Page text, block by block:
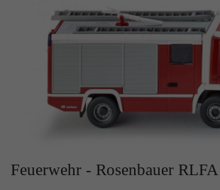
Feuerwehr - Rosenbauer